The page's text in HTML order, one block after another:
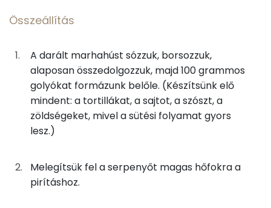
18g ketchup
0gmustár
0 kcal
18g
fehér hagyma
7 kcal
24g csemegeuborka
6 kcal
0g
0gkapor 0 kcal
Foszfor
Kálcium
Magnézium
Szelén
TOP vitaminok
Kolin:
Összeállítás
A darált marhahúst sózzuk, borsozzuk,
alaposan összedolgozzuk, majd 100 grammos
golyókat formázunk belőle. (Készítsünk elő
mindent: a tortillákat, a sajtot, a szószt, a
zöldségeket, mivel a sütési folyamat gyors
lesz.)
Melegítsük fel a serpenyőt magas hőfokra a
pirításhoz.